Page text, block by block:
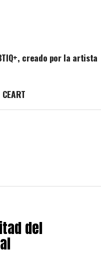
creado por la artista
del